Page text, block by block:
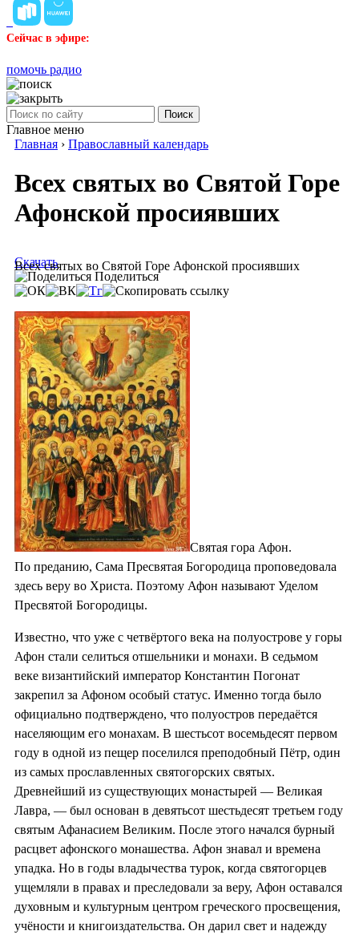
Сейчас в эфире:
помочь радио
Поиск
Главное меню
Главная › Православный календарь
Всех святых во Святой Горе
Афонской просиявших
Всех святых во Святой Горе Афонской просиявших
Скачать
Поделиться
Святая гора Афон.
По преданию, Сама Пресвятая Богородица проповедовала
здесь веру во Христа. Поэтому Афон называют Уделом
Пресвятой Богородицы.
Известно, что уже с четвёртого века на полуострове у горы
Афон стали селиться отшельники и монахи. В седьмом
веке византийский император Константин Погонат
закрепил за Афоном особый статус. Именно тогда было
официально подтверждено, что полуостров передаётся
населяющим его монахам. В шестьсот восемьдесят первом
году в одной из пещер поселился преподобный Пётр, один
из самых прославленных святогорских святых.
Древнейший из существующих монастырей — Великая
Лавра, — был основан в девятьсот шестьдесят третьем году
святым Афанасием Великим. После этого начался бурный
расцвет афонского монашества. Афон знавал и времена
упадка. Но в годы владычества турок, когда святогорцев
ущемляли в правах и преследовали за веру, Афон оставался
духовным и культурным центром греческого просвещения,
учёности и книгоиздательства. Он дарил свет и надежду